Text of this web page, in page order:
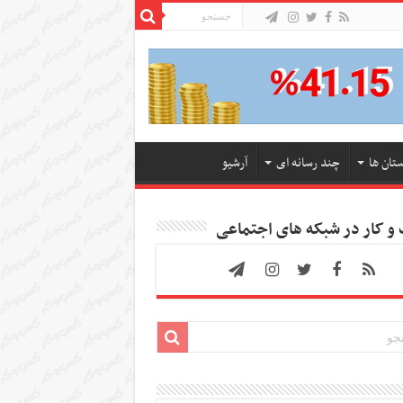
ها چند رسانه ای آرشیو
کار در شبکه های اجتماعی